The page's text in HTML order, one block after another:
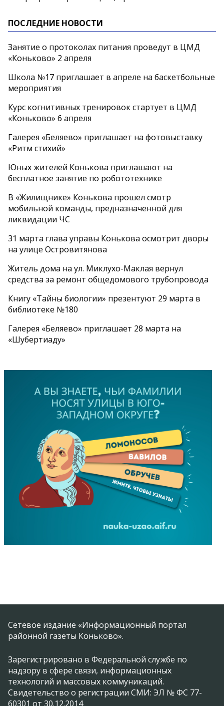
ПОСЛЕДНИЕ НОВОСТИ
Занятие о протоколах питания проведут в ЦМД
«Коньково» 2 апреля
Школа №17 приглашает в апреле на баскетбольные
мероприятия
Курс когнитивных тренировок стартует в ЦМД
«Коньково» 6 апреля
Галерея «Беляево» приглашает на фотовыставку
«Ритм стихий»
Юных жителей Конькова приглашают на
бесплатное занятие по робототехнике
В «Жилищнике» Конькова прошел смотр
мобильной команды, предназначенной для
ликвидации ЧС
31 марта глава управы Конькова осмотрит дворы
на улице Островитянова
Житель дома на ул. Миклухо-Маклая вернул
средства за ремонт общедомового трубопровода
Книгу «Тайны биологии» презентуют 29 марта в
библиотеке №180
Галерея «Беляево» приглашает 28 марта на
«Шубертиаду»
Сетевое издание «Информационный портал
районной газеты Коньково».
Зарегистрировано в Федеральной службе по
надзору в сфере связи, информационных
технологий и массовых коммуникаций.
Свидетельство о регистрации СМИ: ЭЛ № ФС 77-
60301 от 30.12.2014